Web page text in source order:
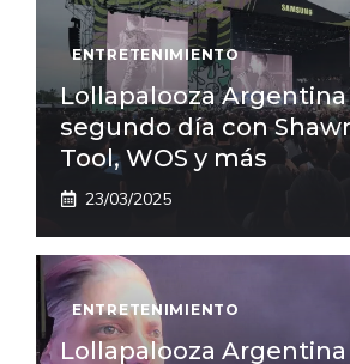
ENTRETENIMIENTO
Lollapalooza Argentina
segundo día con
Tool, WOS y más
23/03/2025
ENTRETENIMIENTO
Lollapalooza Argentina